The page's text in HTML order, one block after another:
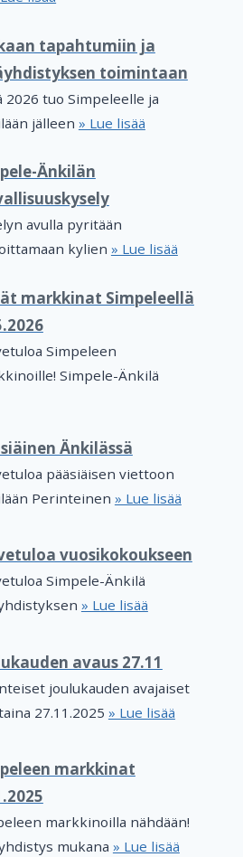
tapahtumiin ja
toimintaan
2026 tuo Simpeleelle ja
jälleen » Lue lisää
Änkilän
avulla pyritään
kylien » Lue lisää
markkinat Simpeleellä
Simpeleen
Simpele-Änkilä
Änkilässä
pääsiäisen viettoon
Perinteinen » Lue lisää
vuosikokoukseen
Simpele-Änkilä
» Lue lisää
avaus 27.11
joulukauden avajaiset
27.11.2025 » Lue lisää
markkinat
markkinoilla nähdään!
mukana » Lue lisää